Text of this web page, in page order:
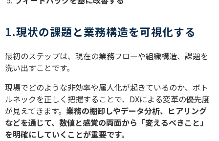
1.現状の課題と業務構造を可視化する
最初のステップは、現在の業務フローや組織構造、課題を
洗い出すことです。
現場でどのような非効率や属人化が起きているのか、ボト
ルネックを正しく把握することで、DXによる変革の優先度
が見えてきます。 業務の棚卸しやデータ分析、ヒアリング
などを通じて、数値と感覚の両面から「変えるべきこと」
を明確にしていくことが重要です。